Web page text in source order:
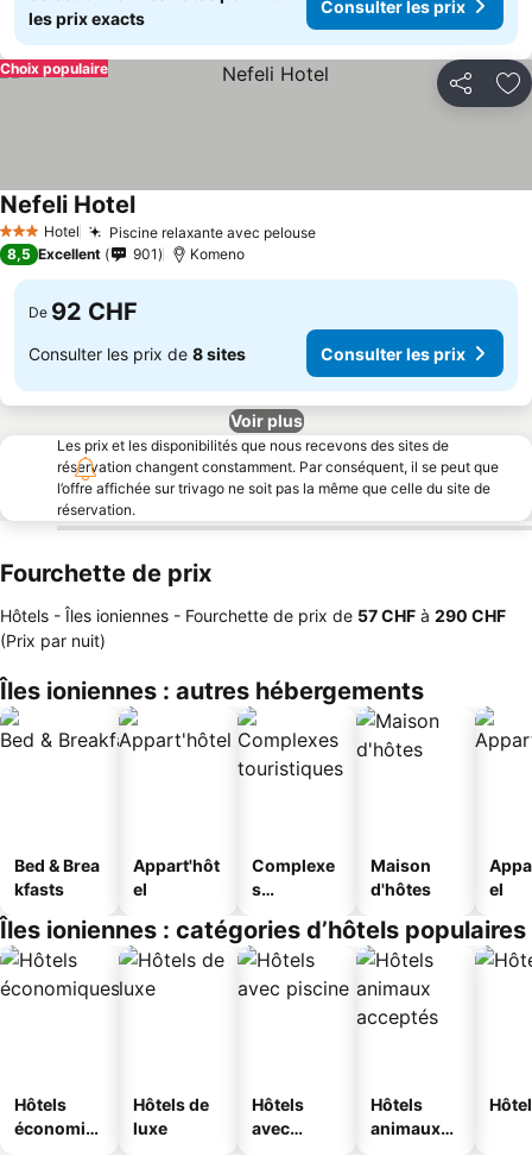
les prix exacts
Consulter les prix
Partager
Choix populaire
3 ÉtoilesHotel Piscine relaxante avec pelouse
Nefeli Hotel
8,5 Excellent 901 Komeno
De 92 CHF
Consulter les prix de 8 sites Consulter les prix
Voir plus
Les prix et les disponibilités que nous recevons des sites de
réservation changent constamment. Par conséquent, il se peut que
l’offre affichée sur trivago ne soit pas la même que celle du site de
réservation.
Fourchette de prix
Hôtels - Îles ioniennes - Fourchette de prix de ‎57 CHF à ‎290 CHF
(Prix par nuit)
Îles ioniennes : autres hébergements
Bed & Brea
kfasts
Appart'hôt
el
Complexe
s
s
Maison
d'hôtes
el
Îles ioniennes : catégories d’hôtels populaires
Hôtels
économiq
Hôtels de
luxe
Hôtels
avec
Hôtels
animaux